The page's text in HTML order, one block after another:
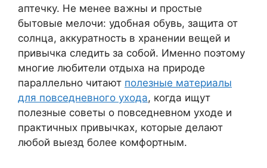
аптечку. Не менее важны и простые
бытовые мелочи: удобная обувь, защита от
солнца, аккуратность в хранении вещей и
привычка следить за собой. Именно поэтому
многие любители отдыха на природе
параллельно читают полезные материалы
для повседневного ухода, когда ищут
полезные советы о повседневном уходе и
практичных привычках, которые делают
любой выезд более комфортным.